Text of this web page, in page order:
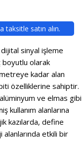
taksitle satın alın.
sinyal işleme
boyutlu olarak
kadar alan
özelliklerine sahiptir.
ve elmas gibi
alanlarına
kazılarda, define
alanlarında etkili bir